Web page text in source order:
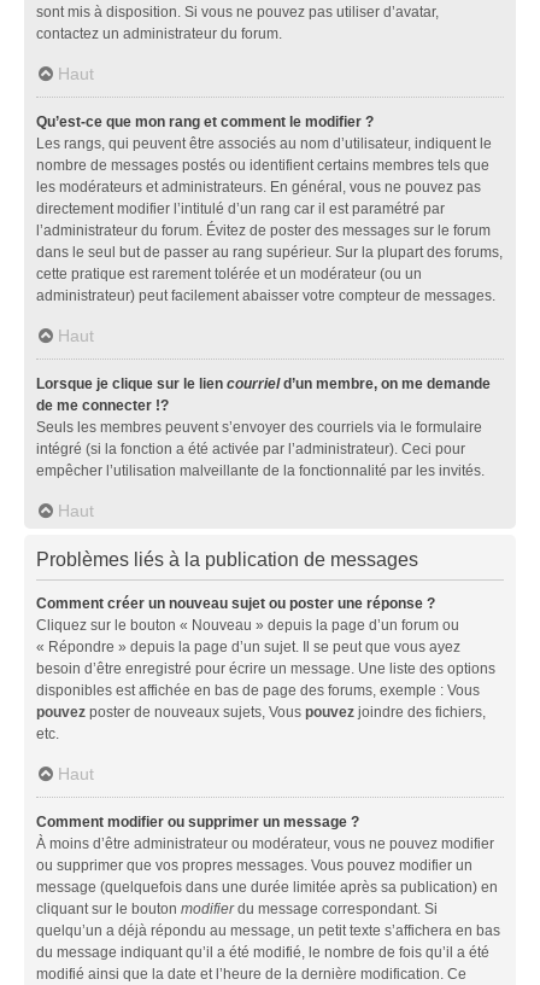
sont mis à disposition. Si vous ne pouvez pas utiliser d’avatar,
contactez un administrateur du forum.
Haut
Qu’est-ce que mon rang et comment le modifier ?
Les rangs, qui peuvent être associés au nom d’utilisateur, indiquent le
nombre de messages postés ou identifient certains membres tels que
les modérateurs et administrateurs. En général, vous ne pouvez pas
directement modifier l’intitulé d’un rang car il est paramétré par
l’administrateur du forum. Évitez de poster des messages sur le forum
dans le seul but de passer au rang supérieur. Sur la plupart des forums,
cette pratique est rarement tolérée et un modérateur (ou un
administrateur) peut facilement abaisser votre compteur de messages.
Haut
Lorsque je clique sur le lien courrield’un membre, on me demande
de me connecter !?
Seuls les membres peuvent s’envoyer des courriels via le formulaire
intégré (si la fonction a été activée par l’administrateur). Ceci pour
empêcher l’utilisation malveillante de la fonctionnalité par les invités.
Haut
Problèmes liés à la publication de messages
Comment créer un nouveau sujet ou poster une réponse ?
Cliquez sur le bouton « Nouveau » depuis la page d’un forum ou
« Répondre » depuis la page d’un sujet. Il se peut que vous ayez
besoin d’être enregistré pour écrire un message. Une liste des options
disponibles est affichée en bas de page des forums, exemple : Vous
pouvez poster de nouveaux sujets, Vous pouvez joindre des fichiers,
etc.
Haut
Comment modifier ou supprimer un message ?
À moins d’être administrateur ou modérateur, vous ne pouvez modifier
ou supprimer que vos propres messages. Vous pouvez modifier un
message (quelquefois dans une durée limitée après sa publication) en
cliquant sur le bouton modifierdu message correspondant. Si
quelqu’un a déjà répondu au message, un petit texte s’affichera en bas
du message indiquant qu’il a été modifié, le nombre de fois qu’il a été
modifié ainsi que la date et l’heure de la dernière modification. Ce